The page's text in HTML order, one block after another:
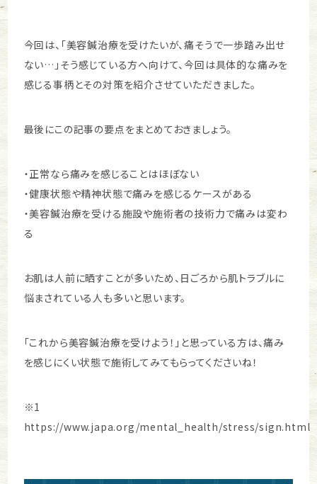
今回は、「美容鍼治療を受けたいが、痛そうで一歩踏み出せ
ない…」そう感じている方へ向けて、今回は具体的な痛みを
感じる事柄とその対策を紹介させていただきました。
最後にこの記事の要点をまとめておきましょう。
・正常なら痛みを感じることはほぼない
・健康状態や精神状態で痛みを感じるケースがある
・美容鍼治療を受ける施設や施術者の技術力で痛みは変わ
る
お肌は人前に晒すことが多いため、日ごろから肌トラブルに
悩まされている人も多いと思います。
「これから美容鍼治療を受けよう！」と思っている方は、痛み
を感じにくい状態で施術してみてもらってくださいね！
※1
https://www.japa.org/mental_health/stress/sign.html